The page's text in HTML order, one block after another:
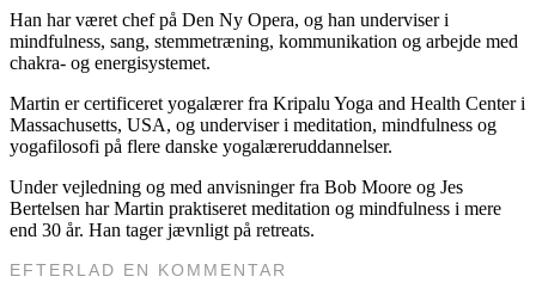
Han har været chef på Den Ny Opera, og han underviser i
mindfulness, sang, stemmetræning, kommunikation og arbejde med
chakra- og energisystemet.
Martin er certificeret yogalærer fra Kripalu Yoga and Health Center i
Massachusetts, USA, og underviser i meditation, mindfulness og
yogafilosofi på flere danske yogalæreruddannelser.
Under vejledning og med anvisninger fra Bob Moore og Jes
Bertelsen har Martin praktiseret meditation og mindfulness i mere
end 30 år. Han tager jævnligt på retreats.
EFTERLAD EN KOMMENTAR